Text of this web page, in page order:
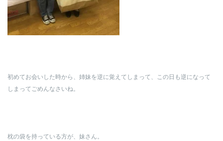
初めてお会いした時から、姉妹を逆に覚えてしまって、この日も逆になって
しまってごめんなさいね。
枕の袋を持っている方が、妹さん。